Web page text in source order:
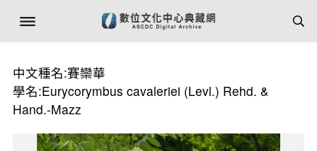
中文種名:賽欒華
學名:Eurycorymbus cavaleriei (Levl.) Rehd. &
Hand.-Mazz